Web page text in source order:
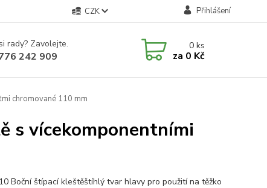
CZK Přihlášení
rady? Zavolejte.
242 909
0ks
za 0 Kč
chromované 110 mm
s vícekomponentními
Boční štípací kleštěštíhlý tvar hlavy pro použití na těžko